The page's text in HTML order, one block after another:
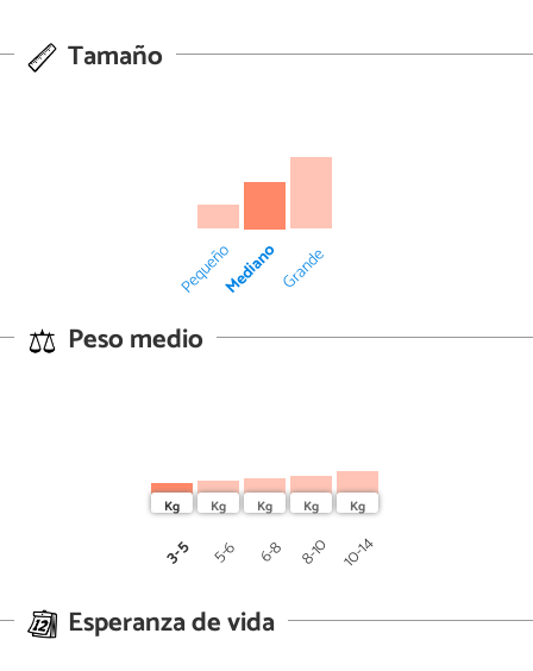
Tamaño
PequeñoMedianoGrande
Peso medio
3-5 5-6 6-8 8-10 10-14
Esperanza de vida